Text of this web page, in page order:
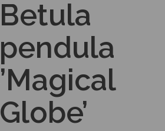
Betula
pendula
’Magical
Globe’